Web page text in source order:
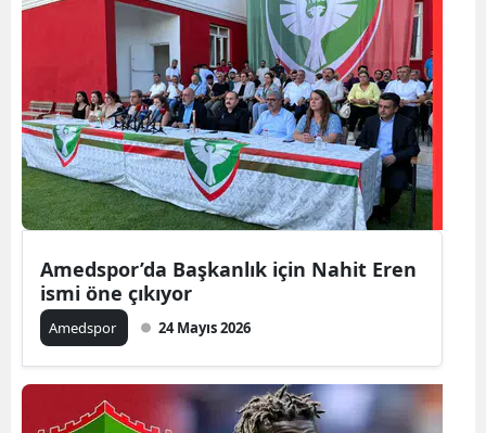
Amedspor’da Başkanlık için Nahit Eren
ismi öne çıkıyor
Amedspor 24 Mayıs 2026